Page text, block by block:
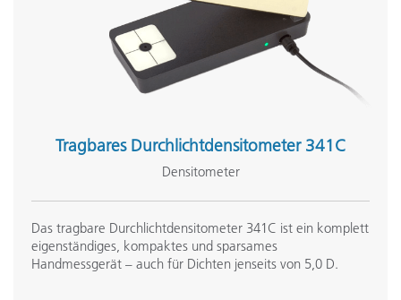
Tragbares Durchlichtdensitometer 341C
Densitometer
Das tragbare Durchlichtdensitometer 341C ist ein komplett
eigenständiges, kompaktes und sparsames
Handmessgerät – auch für Dichten jenseits von 5,0 D.